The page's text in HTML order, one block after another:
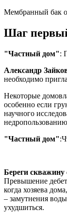
Мембранный бак
Шаг
"Частный дом":
Александр
необходимо
Некоторые
особенно если
научного
"Частный дом"
Береги скважину
Превышение
когда хозяева
– замутнения
ухудшиться.